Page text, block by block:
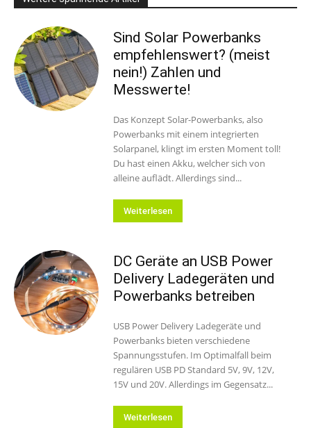
Sind Solar Powerbanks
empfehlenswert? (meist
nein!) Zahlen und
Messwerte!
Das Konzept Solar-Powerbanks, also
Powerbanks mit einem integrierten
Solarpanel, klingt im ersten Moment toll!
Du hast einen Akku, welcher sich von
alleine auflädt. Allerdings sind...
Weiterlesen
DC Geräte an USB Power
Delivery Ladegeräten und
Powerbanks betreiben
USB Power Delivery Ladegeräte und
Powerbanks bieten verschiedene
Spannungsstufen. Im Optimalfall beim
regulären USB PD Standard 5V, 9V, 12V,
15V und 20V. Allerdings im Gegensatz...
Weiterlesen